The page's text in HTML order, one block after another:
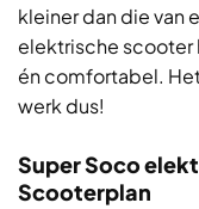
kleiner dan die van
elektrische scooter
én comfortabel.
werk dus!
Super Soco
Scooterplan